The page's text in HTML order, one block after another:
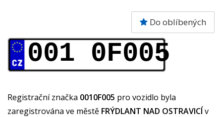
Do oblíbených
001 0F005
Registrační značka 0010F005 pro vozidlo byla
zaregistrována ve městě FRÝDLANT NAD OSTRAVICÍv